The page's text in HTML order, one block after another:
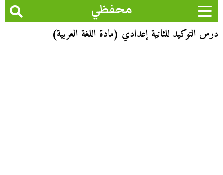
محفظي
درس التوكيد للثانية إعدادي (مادة اللغة العربية)